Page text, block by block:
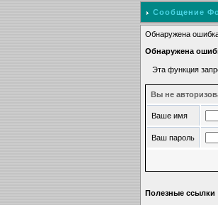
Сообщение
Обнаружена
Обнаружена
Эта функция
Вы не
Ваше имя
Ваш пароль
Полезные ссылки